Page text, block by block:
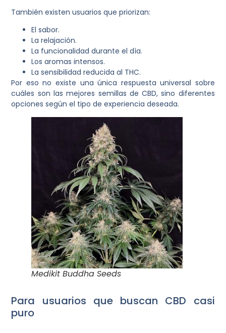
También existen usuarios que priorizan:
El sabor.
La relajación.
La funcionalidad durante el día.
Los aromas intensos.
La sensibilidad reducida al THC.
Por eso no existe una única respuesta universal sobre
cuáles son las mejores semillas de CBD, sino diferentes
opciones según el tipo de experiencia deseada.
Medikit Buddha Seeds
Para usuarios que buscan CBD casi
puro